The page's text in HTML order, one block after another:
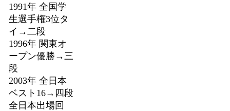
1991年 全国学
生選手権3位タ
イ→二段
1996年 関東オ
ープン優勝→三
段
2003年 全日本
ベスト16→四段
全日本出場回